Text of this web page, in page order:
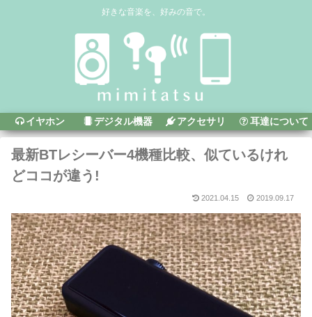
好きな音楽を、好みの音で。
イヤホン デジタル機器 アクセサリ 耳達について
最新BTレシーバー4機種比較、似ているけれ
どココが違う!
2021.04.15 2019.09.17